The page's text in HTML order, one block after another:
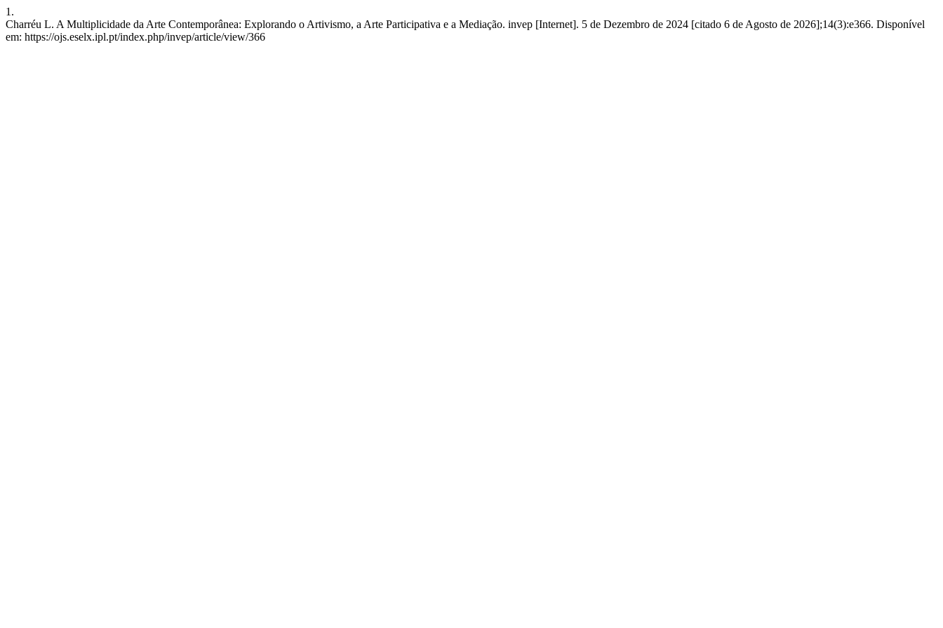
1.
Charréu L. A Multiplicidade da Arte Contemporânea: Explorando o Artivismo, a Arte Participativa e a Mediação. invep [Internet]. 5 de Dezembro de 2024 [citado 6 de Agosto de 2026];14(3):e366. Disponível
em: https://ojs.eselx.ipl.pt/index.php/invep/article/view/366